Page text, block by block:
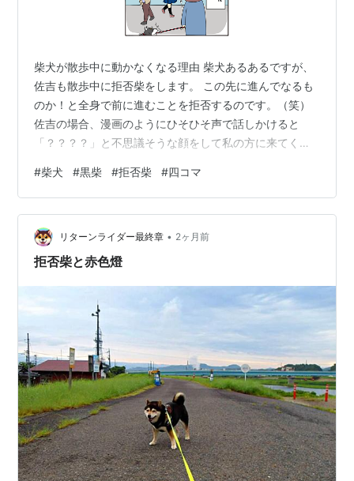
柴犬が散歩中に動かなくなる理由 柴犬あるあるですが、
佐吉も散歩中に拒否柴をします。 この先に進んでなるも
のか！と全身で前に進むことを拒否するのです。（笑）
佐吉の場合、漫画のようにひそひそ声で話しかけると
「？？？？」と不思議そうな顔をして私の方に来てくれ
が、この方法が効かない時もあるのでなかなか厄介で
す。 この散歩拒否、柴犬に限らずワンちゃんを飼った事
のある方は経験があるかもしれませんね。 しかし拒否柴
という言葉があるくらい、柴犬は散歩中に突然立ち止ま
りてこでも動かなくなるのは有名なようです。 ではな
#柴犬 #黒柴 #拒否柴 #四コマ
リターンライダー最終章 • 2ヶ月前
拒否柴と赤色燈